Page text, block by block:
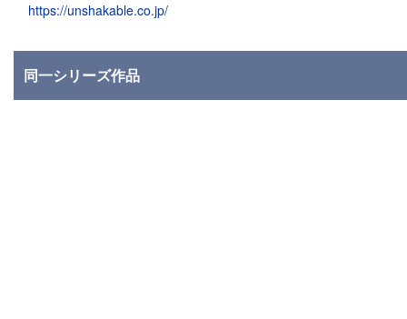
https://unshakable.co.jp/
同一シリーズ作品